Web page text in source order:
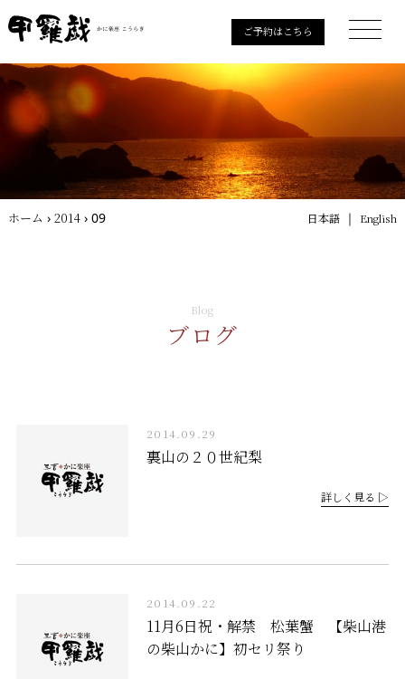
ご予約はこちら
ホーム › 2014 ›09 日本語 ｜ English
Blog
ブログ
2014.09.29
裏山の２０世紀梨
詳しく見る ▷
2014.09.22
11月6日祝・解禁 松葉蟹 【柴山港
の柴山かに】初セリ祭り